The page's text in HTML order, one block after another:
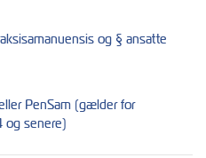
og § ansatte
PenSam (gælder for
og senere)